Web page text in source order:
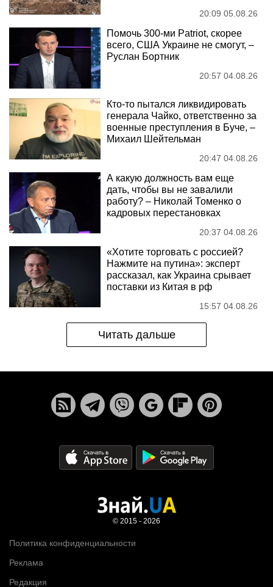
20:09 05.08.26
Помочь 300-ми Patriot, скорее
всего, США Украине не смогут, –
Руслан Бортник
20:57 04.08.26
Кто-то пытался ликвидировать
генерала Чайко, ответственно за
военные преступления в Буче, –
Михаил Шейтельман
20:47 04.08.26
А какую должность вам еще
дать, чтобы вы не завалили
работу? – Николай Томенко о
кадровых перестановках
20:37 04.08.26
«Хотите торговать с россией?
Нажмите на путина»: эксперт
рассказал, как Украина срывает
поставки из Китая в рф
15:57 04.08.26
Читать дальше
Политика конфиденциальности
Реклама
Редакция
© 2015 - 2026